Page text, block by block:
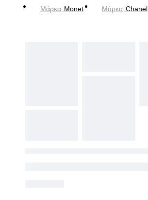
Μάρκα Monet Μάρκα Chanel